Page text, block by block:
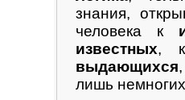
знания,
человека к
известных,
выдающихся
лишь